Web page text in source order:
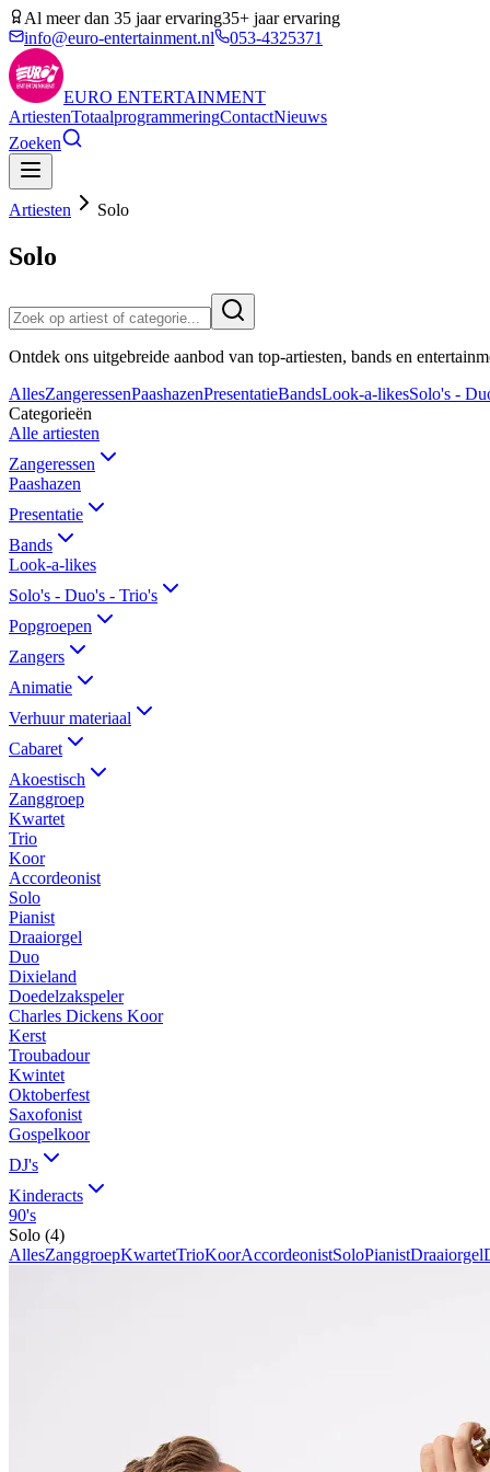
Al meer dan 35 jaar ervaring35+ jaar ervaring
info@euro-entertainment.nl
053-4325371
EURO ENTERTAINMENT
ArtiestenTotaalprogrammeringContactNieuws
Zoeken
Artiesten Solo
Solo
Ontdek ons uitgebreide aanbod van top-artiesten, bands en
AllesZangeressenPaashazenPresentatieBandsLook-a-likesSolo's -
Categorieën
Alle artiesten
Zangeressen
Paashazen
Presentatie
Bands
Look-a-likes
Solo's - Duo's - Trio's
Popgroepen
Zangers
Animatie
Verhuur materiaal
Cabaret
Akoestisch
Zanggroep
Kwartet
Trio
Koor
Accordeonist
Solo
Pianist
Draaiorgel
Duo
Dixieland
Doedelzakspeler
Charles Dickens Koor
Kerst
Troubadour
Kwintet
Oktoberfest
Saxofonist
Gospelkoor
DJ's
Kinderacts
90's
Solo (4)
AllesZanggroepKwartetTrioKoorAccordeonistSoloPianistDraaiorgel